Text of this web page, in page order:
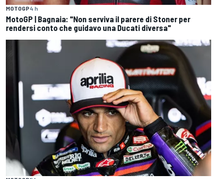
MOTOGP4 h
MotoGP | Bagnaia: "Non serviva il parere di Stoner per
rendersi conto che guidavo una Ducati diversa"